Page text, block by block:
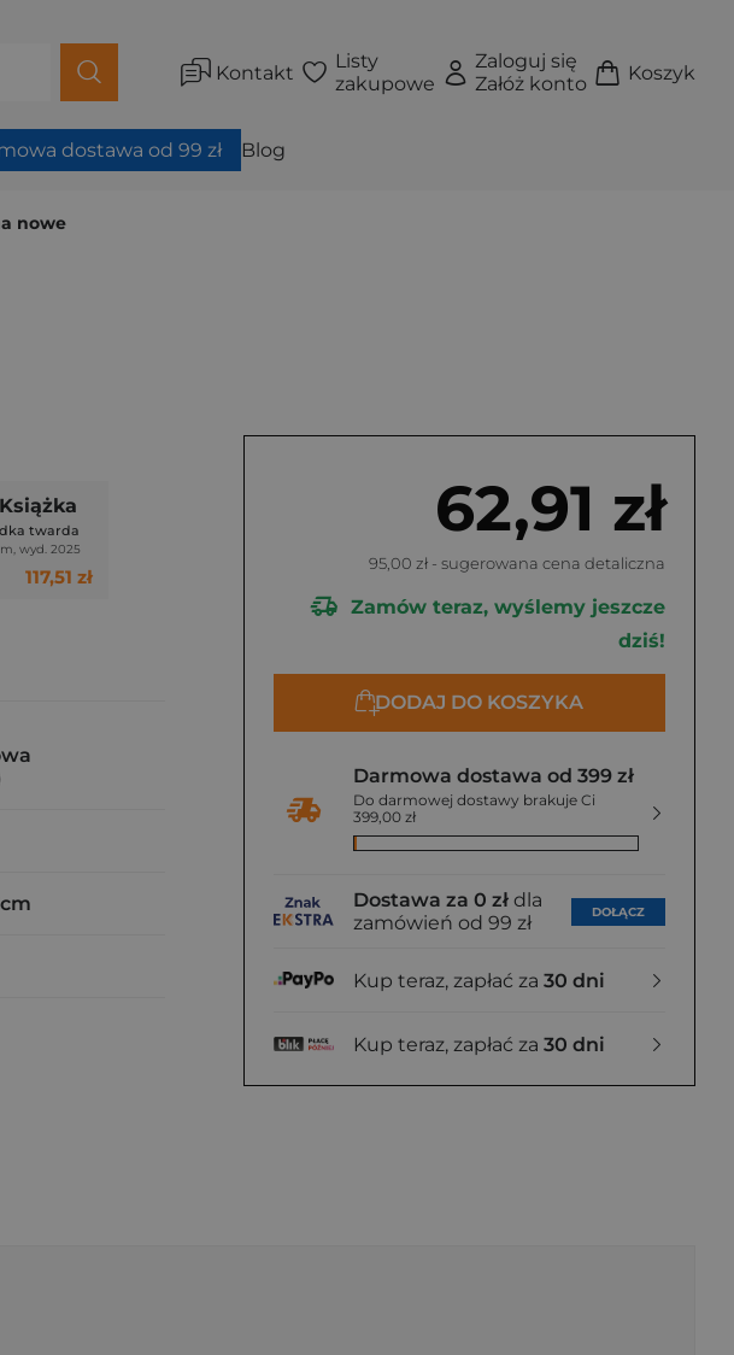
Kontakt
Listy
zakupowe
Zaloguj się
Załóż konto
Koszyk
dostawa od 99 zł Blog
nowe
62,91 zł
95,00 zł - sugerowana cena detaliczna
Zamów teraz, wyślemy jeszcze
dziś!
DODAJ DO KOSZYKA
Darmowa dostawa od 399 zł
Do darmowej dostawy brakuje Ci
399,00 zł
Dostawa za 0 zł dla
zamówień od 99 zł
DOŁĄCZ
Kup teraz, zapłać za 30 dni
Kup teraz, zapłać za 30 dni
Książka
twarda
wyd. 2025
117,51 zł